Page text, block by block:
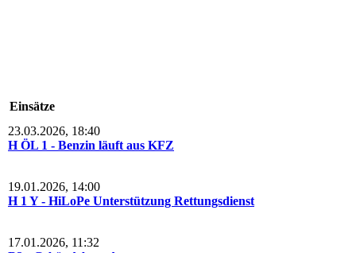
Einsätze
23.03.2026, 18:40
H ÖL 1 - Benzin läuft aus KFZ
19.01.2026, 14:00
H 1 Y - HiLoPe Unterstützung Rettungsdienst
17.01.2026, 11:32